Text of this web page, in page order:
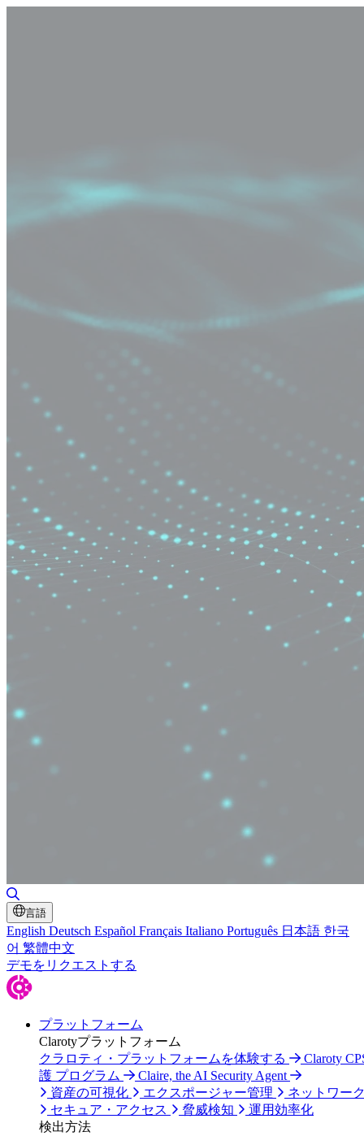
言語
English Deutsch Español Français Italiano Português 日本語 한국
어 繁體中文
デモをリクエストする
プラットフォーム
Clarotyプラットフォーム
クラロティ・プラットフォームを体験する
Claroty
護 プログラム
Claire, the AI Security Agent
資産の可視化
エクスポージャー管理
ネットワー
セキュア・アクセス
脅威検知
運用効率化
検出方法